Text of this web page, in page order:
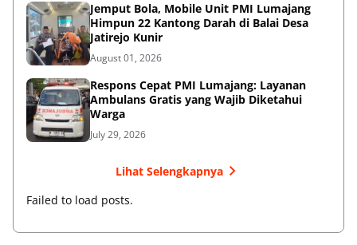
Jemput Bola, Mobile Unit PMI Lumajang
Himpun 22 Kantong Darah di Balai Desa
Jatirejo Kunir
August 01, 2026
Respons Cepat PMI Lumajang: Layanan
Ambulans Gratis yang Wajib Diketahui
Warga
July 29, 2026
Lihat Selengkapnya
Failed to load posts.